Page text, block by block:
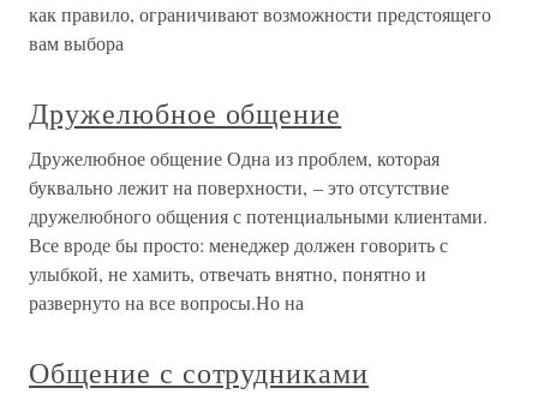
как правило, ограничивают возможности предстоящего
вам выбора
Дружелюбное общение
Дружелюбное общение Одна из проблем, которая
буквально лежит на поверхности, – это отсутствие
дружелюбного общения с потенциальными клиентами.
Все вроде бы просто: менеджер должен говорить с
улыбкой, не хамить, отвечать внятно, понятно и
развернуто на все вопросы.Но на
Общение с сотрудниками